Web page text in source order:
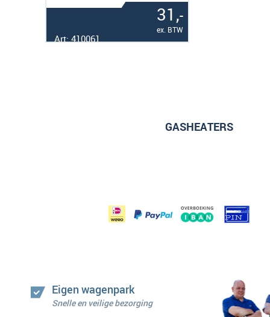
31,-
ex. BTW
Art: 410061
GASHEATERS
Eigen wagenpark
Snelle en veilige bezorging